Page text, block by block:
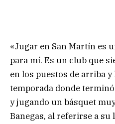
«Jugar en San Martín es
para mí. Es un club que
en los puestos de arriba
temporada donde
y jugando un básquet
Banegas, al referirse a su